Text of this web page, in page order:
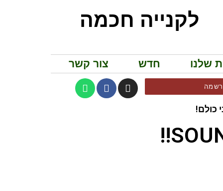
לקנייה חכמה
שלנו חדש צור קשר
כולם!